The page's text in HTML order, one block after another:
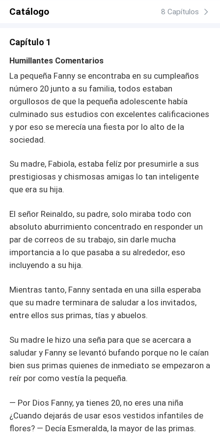
permanecer juntos, aunque eso signifique enfrentarse a
Catálogo 8 Capítulos
Capítulo 1
Humillantes Comentarios
La pequeña Fanny se encontraba en su cumpleaños
número 20 junto a su familia, todos estaban
orgullosos de que la pequeña adolescente había
culminado sus estudios con excelentes calificaciones
y por eso se merecía una fiesta por lo alto de la
sociedad.
Su madre, Fabiola, estaba felíz por presumirle a sus
prestigiosas y chismosas amigas lo tan inteligente
que era su hija.
El señor Reinaldo, su padre, solo miraba todo con
absoluto aburrimiento concentrado en responder un
par de correos de su trabajo, sin darle mucha
importancia a lo que pasaba a su alrededor, eso
incluyendo a su hija.
Mientras tanto, Fanny sentada en una silla esperaba
que su madre terminara de saludar a los invitados,
entre ellos sus primas, tías y abuelos.
Su madre le hizo una seña para que se acercara a
saludar y Fanny se levantó bufando porque no le caían
bien sus primas quienes de inmediato se empezaron a
reír por como vestía la pequeña.
— Por Dios Fanny, ya tienes 20, no eres una niña
¿Cuando dejarás de usar esos vestidos infantiles de
flores? — Decía Esmeralda, la mayor de las primas.